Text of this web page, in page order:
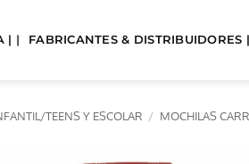
| | FABRICANTES & DISTRIBUIDORES
TEENS Y ESCOLAR / MOCHILAS